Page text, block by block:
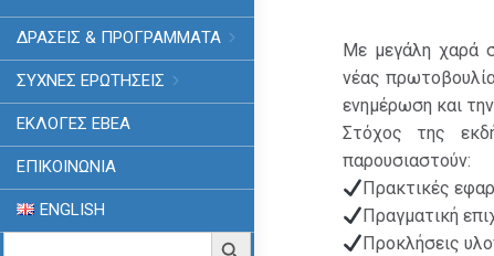
ΔΡΑΣΕΙΣ & ΠΡΟΓΡΑΜΜΑΤΑ
ΣΥΧΝΕΣ ΕΡΩΤΗΣΕΙΣ
ΕΚΛΟΓΈΣ ΕΒΕΑ
ΕΠΙΚΟΙΝΩΝΙΑ
ENGLISH
Search
Search Button
Με μεγάλη χαρά
νέας
ενημέρωση και
Στόχος της
παρουσιαστούν:
Πρακτικές
Πραγματική
Προκλήσεις